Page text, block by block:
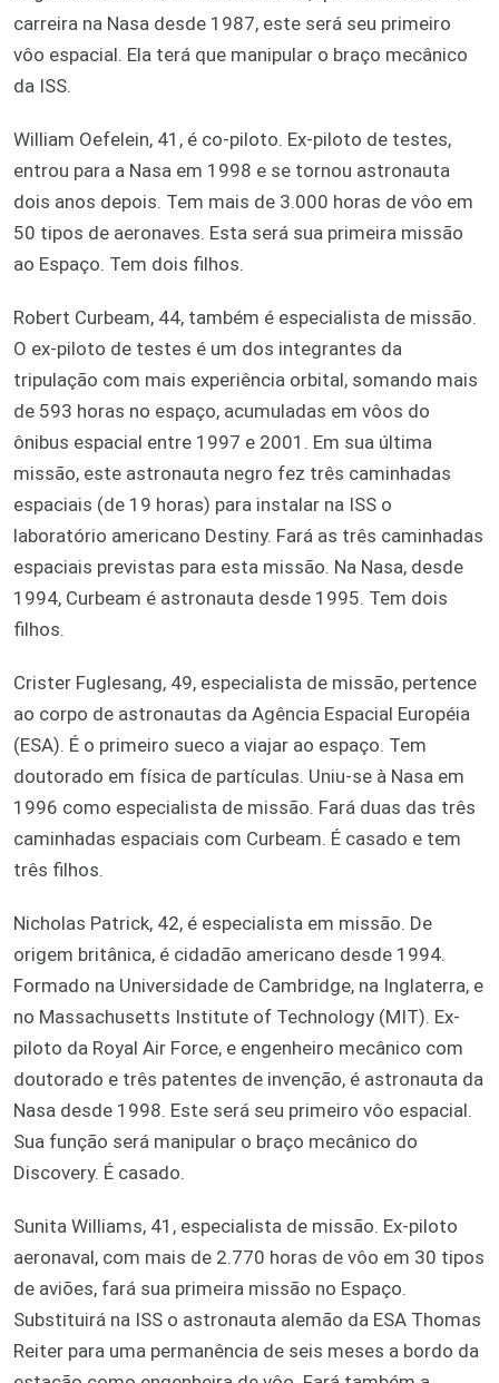
carreira na Nasa desde 1987, este será seu primeiro
vôo espacial. Ela terá que manipular o braço mecânico
da ISS.
William Oefelein, 41, é co-piloto. Ex-piloto de testes,
entrou para a Nasa em 1998 e se tornou astronauta
dois anos depois. Tem mais de 3.000 horas de vôo em
50 tipos de aeronaves. Esta será sua primeira missão
ao Espaço. Tem dois filhos.
Robert Curbeam, 44, também é especialista de missão.
O ex-piloto de testes é um dos integrantes da
tripulação com mais experiência orbital, somando mais
de 593 horas no espaço, acumuladas em vôos do
ônibus espacial entre 1997 e 2001. Em sua última
missão, este astronauta negro fez três caminhadas
espaciais (de 19 horas) para instalar na ISS o
laboratório americano Destiny. Fará as três caminhadas
espaciais previstas para esta missão. Na Nasa, desde
1994, Curbeam é astronauta desde 1995. Tem dois
filhos.
Crister Fuglesang, 49, especialista de missão, pertence
ao corpo de astronautas da Agência Espacial Européia
(ESA). É o primeiro sueco a viajar ao espaço. Tem
doutorado em física de partículas. Uniu-se à Nasa em
1996 como especialista de missão. Fará duas das três
caminhadas espaciais com Curbeam. É casado e tem
três filhos.
Nicholas Patrick, 42, é especialista em missão. De
origem britânica, é cidadão americano desde 1994.
Formado na Universidade de Cambridge, na Inglaterra, e
no Massachusetts Institute of Technology (MIT). Ex-
piloto da Royal Air Force, e engenheiro mecânico com
doutorado e três patentes de invenção, é astronauta da
Nasa desde 1998. Este será seu primeiro vôo espacial.
Sua função será manipular o braço mecânico do
Discovery. É casado.
Sunita Williams, 41, especialista de missão. Ex-piloto
aeronaval, com mais de 2.770 horas de vôo em 30 tipos
de aviões, fará sua primeira missão no Espaço.
Substituirá na ISS o astronauta alemão da ESA Thomas
Reiter para uma permanência de seis meses a bordo da